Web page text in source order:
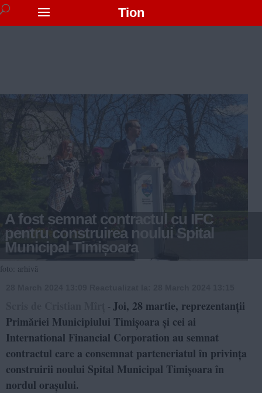
Tion
A fost semnat contractul cu IFC
pentru construirea noului Spital
Municipal Timișoara
foto: arhivă
- Joi, 28 martie, reprezentanții
Primăriei Municipiului Timișoara și cei ai
International Financial Corporation au semnat
contractul care a consemnat parteneriatul în privința
construirii noului Spital Municipal Timișoara în
nordul orașului.